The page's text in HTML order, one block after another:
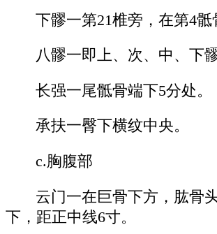
下髎一第21椎旁，在第4骶
八髎一即上、次、中、下
长强一尾骶骨端下5分处。
承扶一臀下横纹中央。
c.胸腹部
云门一在巨骨下方，肱骨
下，距正中线6寸。